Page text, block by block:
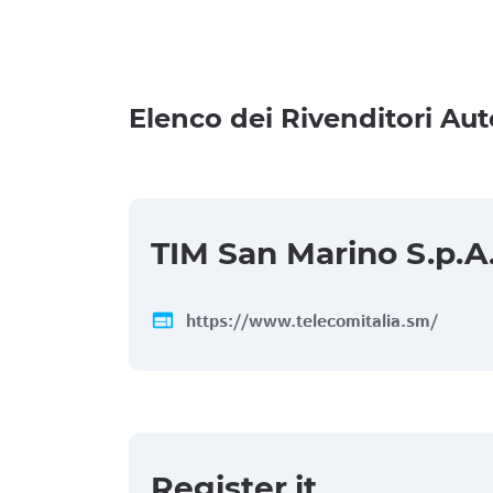
Elenco dei Rivenditori
TIM San Marino
web https://www.telecomitalia.sm/